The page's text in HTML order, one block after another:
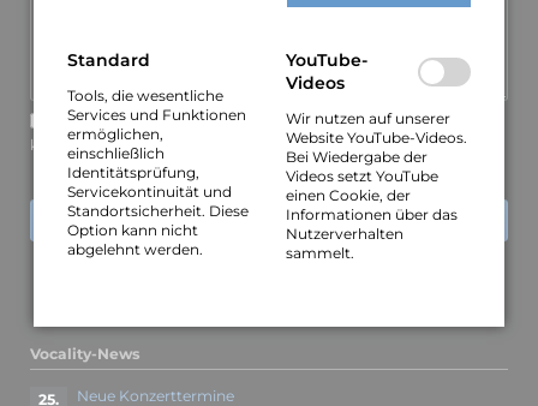
Über neue Kommentare per E-Mail benachrichtigen (Sie
können das Abonnement jederzeit beenden)
KOMMENTAR ABSENDEN
Vocality-News
25. Neue Konzerttermine
Standard
Tools, die wesentliche
Services und Funktionen
ermöglichen,
einschließlich
Identitätsprüfung,
Servicekontinuität und
Standortsicherheit. Diese
Option kann nicht
abgelehnt werden.
YouTube-
Videos
Wir nutzen auf unserer
Website YouTube-Videos.
Bei Wiedergabe der
Videos setzt YouTube
einen Cookie, der
Informationen über das
Nutzerverhalten
sammelt.